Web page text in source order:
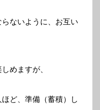
ないように、お互い
めますが、
ど、準備（蓄積）し